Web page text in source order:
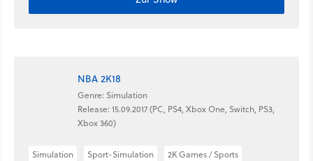
NBA 2K18
Genre: Simulation
Release: 15.09.2017 (PC, PS4, Xbox One, Switch, PS3,
Xbox 360)
Simulation Sport-Simulation 2K Games / Sports